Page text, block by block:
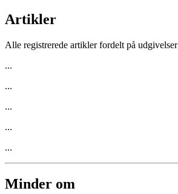
Artikler
Alle registrerede artikler fordelt på udgivelser
...
...
...
...
...
Minder om